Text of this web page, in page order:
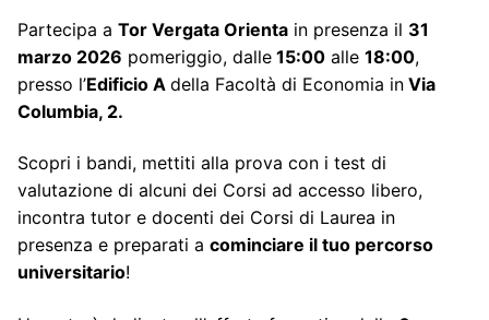
Partecipa a Tor Vergata Orienta in presenza il 31
marzo 2026 pomeriggio, dalle 15:00 alle 18:00,
presso l’Edificio A della Facoltà di Economia in Via
Columbia, 2.
Scopri i bandi, mettiti alla prova con i test di
valutazione di alcuni dei Corsi ad accesso libero,
incontra tutor e docenti dei Corsi di Laurea in
presenza e preparati a cominciare il tuo percorso
universitario!